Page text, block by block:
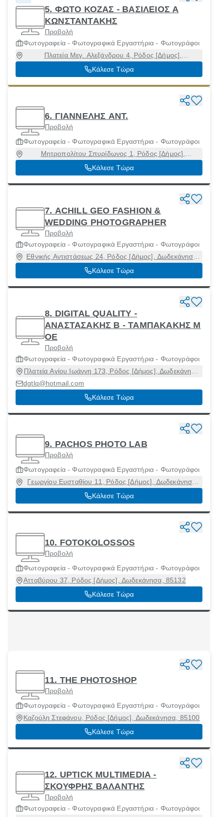
5. ΦΩΤΟ ΚΟΖΑΣ - ΒΑΣΙΛΕΙΟΣ Α
ΚΩΝΣΤΑΝΤΑΚΗΣ
Προβολή
Φωτογραφεία - Φωτογραφικά Εργαστήρια - Φωτογράφοι
Πλατεία Μεγ. Αλεξάνδρου 4, Ρόδος [Δήμος],
Δωδεκάνησα
Κάλεσε Τώρα
6. ΓΙΑΝΝΕΛΗΣ ΑΝΤ.
Προβολή
Φωτογραφεία - Φωτογραφικά Εργαστήρια - Φωτογράφοι
Μητροπολίτου Σπυρίδωνος 1, Ρόδος [Δήμος],
Δωδεκάνησα, 85132
Κάλεσε Τώρα
7. ΑCHILL GEO FASHION &
WEDDING PHOTOGRAPHER
Προβολή
Φωτογραφεία - Φωτογραφικά Εργαστήρια - Φωτογράφοι
Εθνικής Αντιστάσεως 24, Ρόδος [Δήμος], Δωδεκάνησα,
85133
Κάλεσε Τώρα
8. DIGITAL QUALITY -
ΑΝΑΣΤΑΣΑΚΗΣ Β - ΤΑΜΠΑΚΑΚΗΣ Μ
ΟΕ
Προβολή
Φωτογραφεία - Φωτογραφικά Εργαστήρια - Φωτογράφοι
Πλατεία Αγίου Ιωάννη 173, Ρόδος [Δήμος], Δωδεκάνησα,
dgtlq@hotmail.com
Κάλεσε Τώρα
9. PACHOS PHOTO LAB
Προβολή
Φωτογραφεία - Φωτογραφικά Εργαστήρια - Φωτογράφοι
Γεωργίου Ευσταθίου 11, Ρόδος [Δήμος], Δωδεκάνησα,
85131
Κάλεσε Τώρα
10. FOTOKOLOSSOS
Προβολή
Φωτογραφεία - Φωτογραφικά Εργαστήρια - Φωτογράφοι
Ατταβύρου 37, Ρόδος [Δήμος], Δωδεκάνησα, 85132
Κάλεσε Τώρα
11. THE PHOTOSHOP
Προβολή
Φωτογραφεία - Φωτογραφικά Εργαστήρια - Φωτογράφοι
Καζούλη Στεφάνου, Ρόδος [Δήμος], Δωδεκάνησα, 85100
Κάλεσε Τώρα
12. UPTICK MULTIMEDIA -
ΣΚΟΥΦΡΗΣ ΒΑΛΑΝΤΗΣ
Προβολή
Φωτογραφεία - Φωτογραφικά Εργαστήρια - Φωτογράφοι